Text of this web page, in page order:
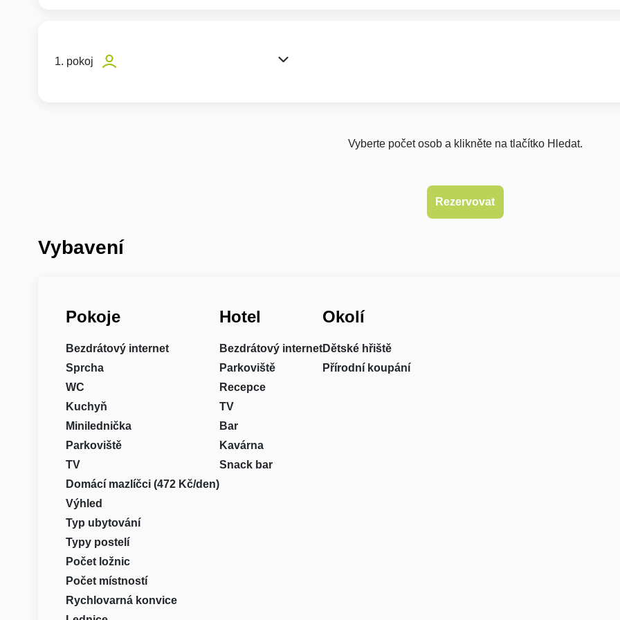
1. pokoj
Vyberte počet osob a klikněte na tlačítko Hledat.
Vybavení
Pokoje
Bezdrátový internet
Sprcha
WC
Kuchyň
Minilednička
Parkoviště
TV
Domácí mazlíčci (472 Kč/den)
Výhled
Typ ubytování
Typy postelí
Počet ložnic
Počet místností
Rychlovarná konvice
Hotel
Bezdrátový internet
Parkoviště
Recepce
TV
Bar
Kavárna
Snack bar
Okolí
Dětské hřiště
Přírodní koupání